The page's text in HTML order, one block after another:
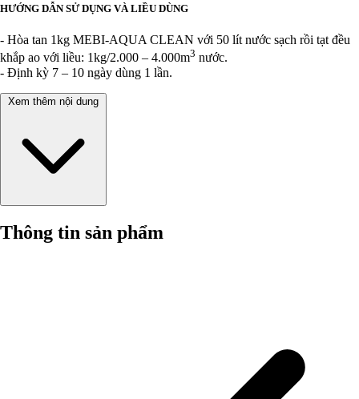
HƯỚNG DẪN SỬ DỤNG VÀ LIỀU DÙNG
- Hòa tan 1kg MEBI-AQUA CLEAN với 50 lít nước sạch rồi tạt đều
khắp ao với liều: 1kg/2.000 – 4.000m3 nước.
- Định kỳ 7 – 10 ngày dùng 1 lần.
Xem thêm nội dung
Thông tin sản phẩm